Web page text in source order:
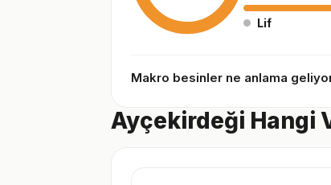
Lif
Makro besinler ne anlama
Ayçekirdeği Hangi